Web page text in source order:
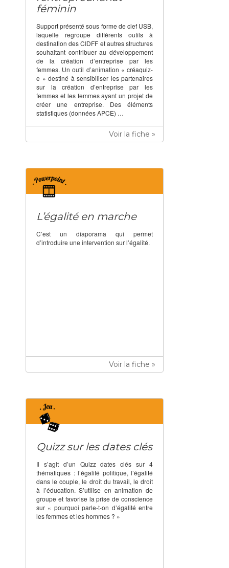
féminin
Support présenté sous forme de clef USB,
laquelle regroupe différents outils à
destination des CIDFF et autres structures
souhaitant contribuer au développement
de la création d’entreprise par les
femmes. Un outil d’animation « créaquiz-
e » destiné à sensibiliser les partenaires
sur la création d’entreprise par les
femmes et les femmes ayant un projet de
créer une entreprise. Des éléments
statistiques (données APCE) …
Voir la fiche »
L’égalité en marche
C’est un diaporama qui permet
d’introduire une intervention sur l’égalité.
Voir la fiche »
Quizz sur les dates clés
Il s’agit d’un Quizz dates clés sur 4
thématiques : l’égalité politique, l’égalité
dans le couple, le droit du travail, le droit
à l’éducation. S’utilise en animation de
groupe et favorise la prise de conscience
sur « pourquoi parle-t-on d’égalité entre
les femmes et les hommes ? »